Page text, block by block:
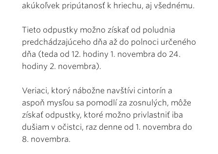
akúkoľvek pripútanosť k hriechu, aj všednému.
Tieto odpustky možno získať od poludnia
predchádzajúceho dňa až do polnoci určeného
dňa (teda od 12. hodiny 1. novembra do 24.
hodiny 2. novembra).
Veriaci, ktorý nábožne navštívi cintorín a
aspoň mysľou sa pomodlí za zosnulých, môže
získať odpustky, ktoré možno privlastniť iba
dušiam v očistci, raz denne od 1. novembra do
8. novembra.